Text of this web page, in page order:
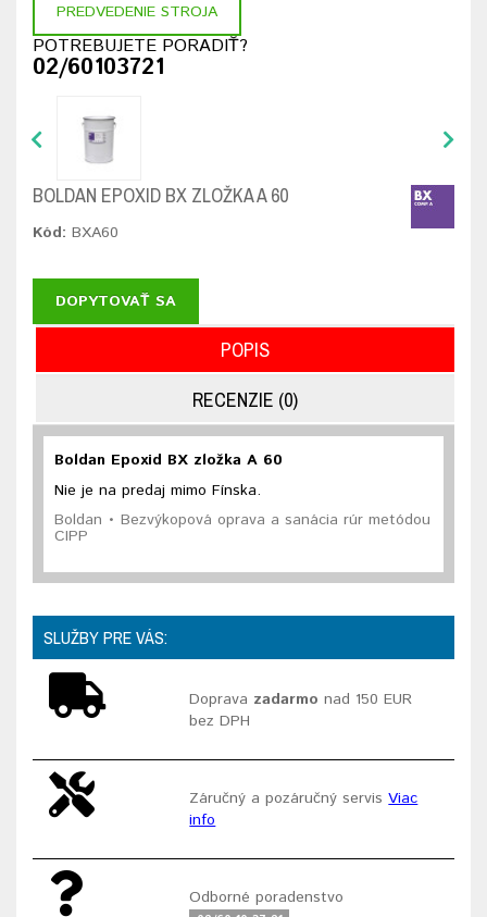
PREDVEDENIE STROJA
POTREBUJETE PORADIŤ?
02/60103721
BOLDAN EPOXID BX ZLOŽKA A 60
Kód: BXA60
DOPYTOVAŤ SA
POPIS
RECENZIE (0)
Boldan Epoxid BX zložka A 60
Nie je na predaj mimo Fínska.
Boldan • Bezvýkopová oprava a sanácia rúr metódou
CIPP
SLUŽBY PRE VÁS:
Doprava zadarmo nad 150 EUR
bez DPH
Záručný a pozáručný servisViac
info
Odborné poradenstvo